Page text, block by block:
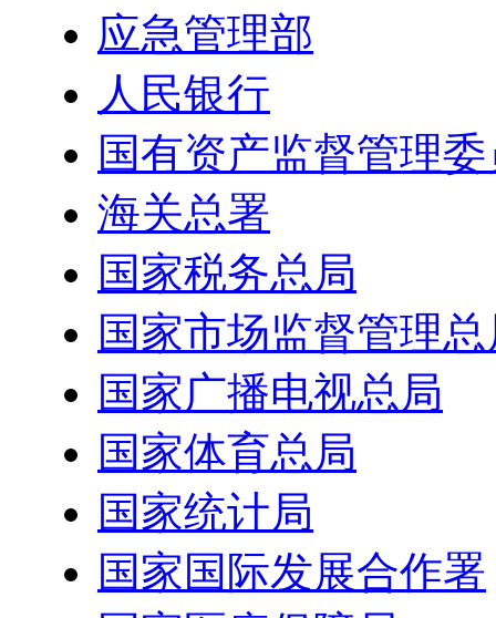
应急管理部
人民银行
国有资产监督管理
海关总署
国家税务总局
国家市场监督管理
国家广播电视总局
国家体育总局
国家统计局
国家国际发展合作署